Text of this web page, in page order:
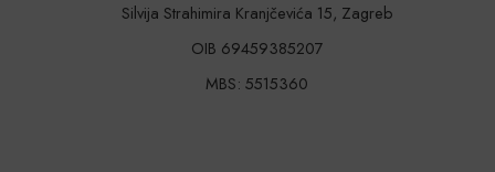
Silvija Strahimira Kranjčevića 15, Zagreb
OIB 69459385207
MBS: 5515360